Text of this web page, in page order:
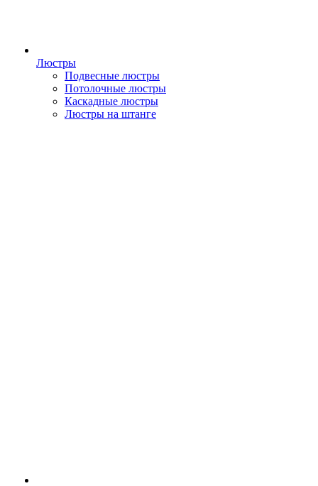
Люстры
Подвесные люстры
Потолочные люстры
Каскадные люстры
Люстры на штанге